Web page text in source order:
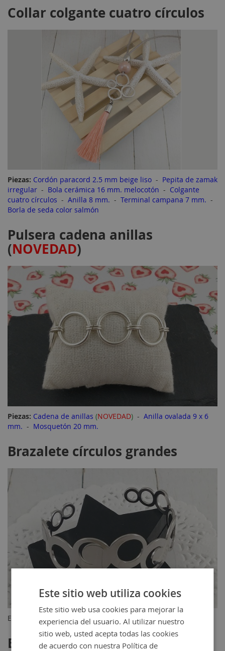
Collar colgante cuatro círculos
Piezas: Cordón paracord 2.5 mm beige liso - Pepita de zamak
irregular - Bola cerámica 16 mm. melocotón - Colgante
cuatro círculos - Anilla 8 mm. - Terminal campana 7 mm. -
Borla de seda color salmón
Pulsera cadena anillas
(NOVEDAD)
Piezas: Cadena de anillas (NOVEDAD) - Anilla ovalada 9 x 6
mm. - Mosquetón 20 mm.
Brazalete círculos grandes
Encuéntralo pulsandoaquí
Brazalete círculos pequeños
Este sitio web utiliza cookies
Este sitio web usa cookies para mejorar la
experiencia del usuario. Al utilizar nuestro
sitio web, usted acepta todas las cookies
de acuerdo con nuestra Política de